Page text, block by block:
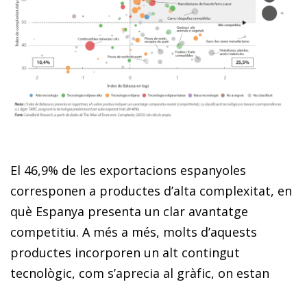
El 46,9% de les exportacions espanyoles
corresponen a productes d’alta complexitat, en
què Espanya presenta un clar avantatge
competitiu. A més a més, molts d’aquests
productes incorporen un alt contingut
tecnològic, com s’aprecia al gràfic, on estan